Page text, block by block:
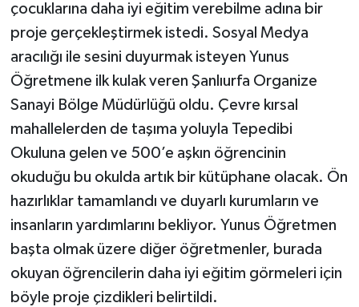
çocuklarına daha iyi eğitim verebilme adına bir
proje gerçekleştirmek istedi. Sosyal Medya
aracılığı ile sesini duyurmak isteyen Yunus
Öğretmene ilk kulak veren Şanlıurfa Organize
Sanayi Bölge Müdürlüğü oldu. Çevre kırsal
mahallelerden de taşıma yoluyla Tepedibi
Okuluna gelen ve 500’e aşkın öğrencinin
okuduğu bu okulda artık bir kütüphane olacak. Ön
hazırlıklar tamamlandı ve duyarlı kurumların ve
insanların yardımlarını bekliyor. Yunus Öğretmen
başta olmak üzere diğer öğretmenler, burada
okuyan öğrencilerin daha iyi eğitim görmeleri için
böyle proje çizdikleri belirtildi.